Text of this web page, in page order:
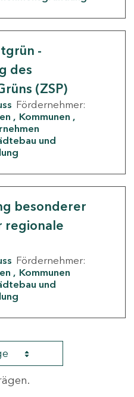
-
des
(ZSP)
Fördernehmer:
Kommunen
und
besonderer
regionale
Fördernehmer:
Kommunen
und